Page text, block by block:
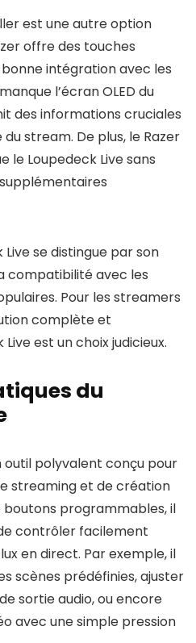
est une autre option
offre des touches
intégration avec les
l’écran OLED du
des informations cruciales
stream. De plus, le Razer
le Loupedeck Live sans
Live se distingue par son
compatibilité avec les
Pour les streamers
complète et
est un choix judicieux.
du
outil polyvalent conçu pour
streaming et de création
boutons programmables, il
contrôler facilement
en direct. Par exemple, il
scènes prédéfinies, ajuster
sortie audio, ou encore
avec une simple pression